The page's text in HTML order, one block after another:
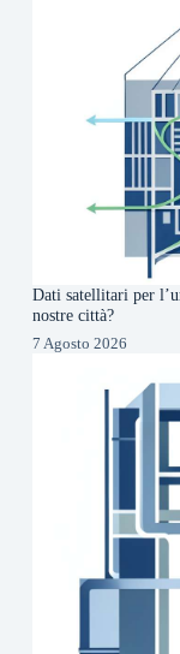
Dati satellitari per
nostre città?
7 Agosto 2026